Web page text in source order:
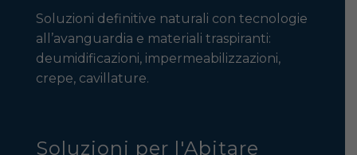
Soluzioni definitive naturali con tecnologie
all’avanguardia e materiali traspiranti:
deumidificazioni, impermeabilizzazioni,
crepe, cavillature.
Soluzioni per l'Abitare